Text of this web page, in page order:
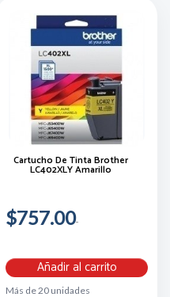
Cartucho De Tinta Brother
LC402XLY Amarillo
$757.00
Añadir al carrito
Más de 20 unidades